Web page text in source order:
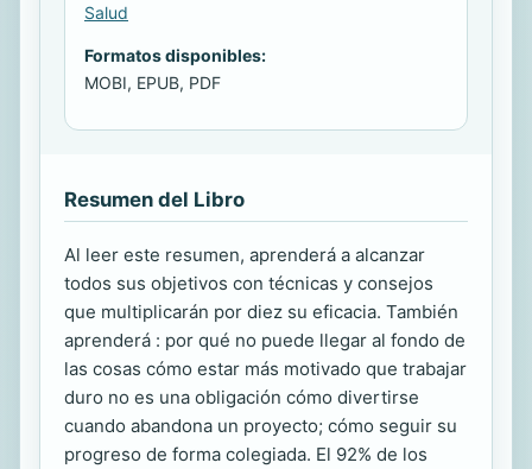
Salud
Formatos disponibles:
MOBI, EPUB, PDF
Resumen del Libro
Al leer este resumen, aprenderá a alcanzar
todos sus objetivos con técnicas y consejos
que multiplicarán por diez su eficacia. También
aprenderá : por qué no puede llegar al fondo de
las cosas cómo estar más motivado que trabajar
duro no es una obligación cómo divertirse
cuando abandona un proyecto; cómo seguir su
progreso de forma colegiada. El 92% de los